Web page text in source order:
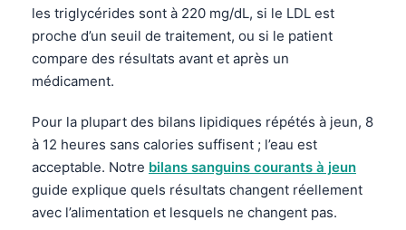
les triglycérides sont à 220 mg/dL, si le LDL est
proche d’un seuil de traitement, ou si le patient
compare des résultats avant et après un
médicament.
Pour la plupart des bilans lipidiques répétés à jeun, 8
à 12 heures sans calories suffisent ; l’eau est
acceptable. Notre bilans sanguins courants à jeun
guide explique quels résultats changent réellement
avec l’alimentation et lesquels ne changent pas.
Svenska
Bosanski
日本語
Čeština
ქართული